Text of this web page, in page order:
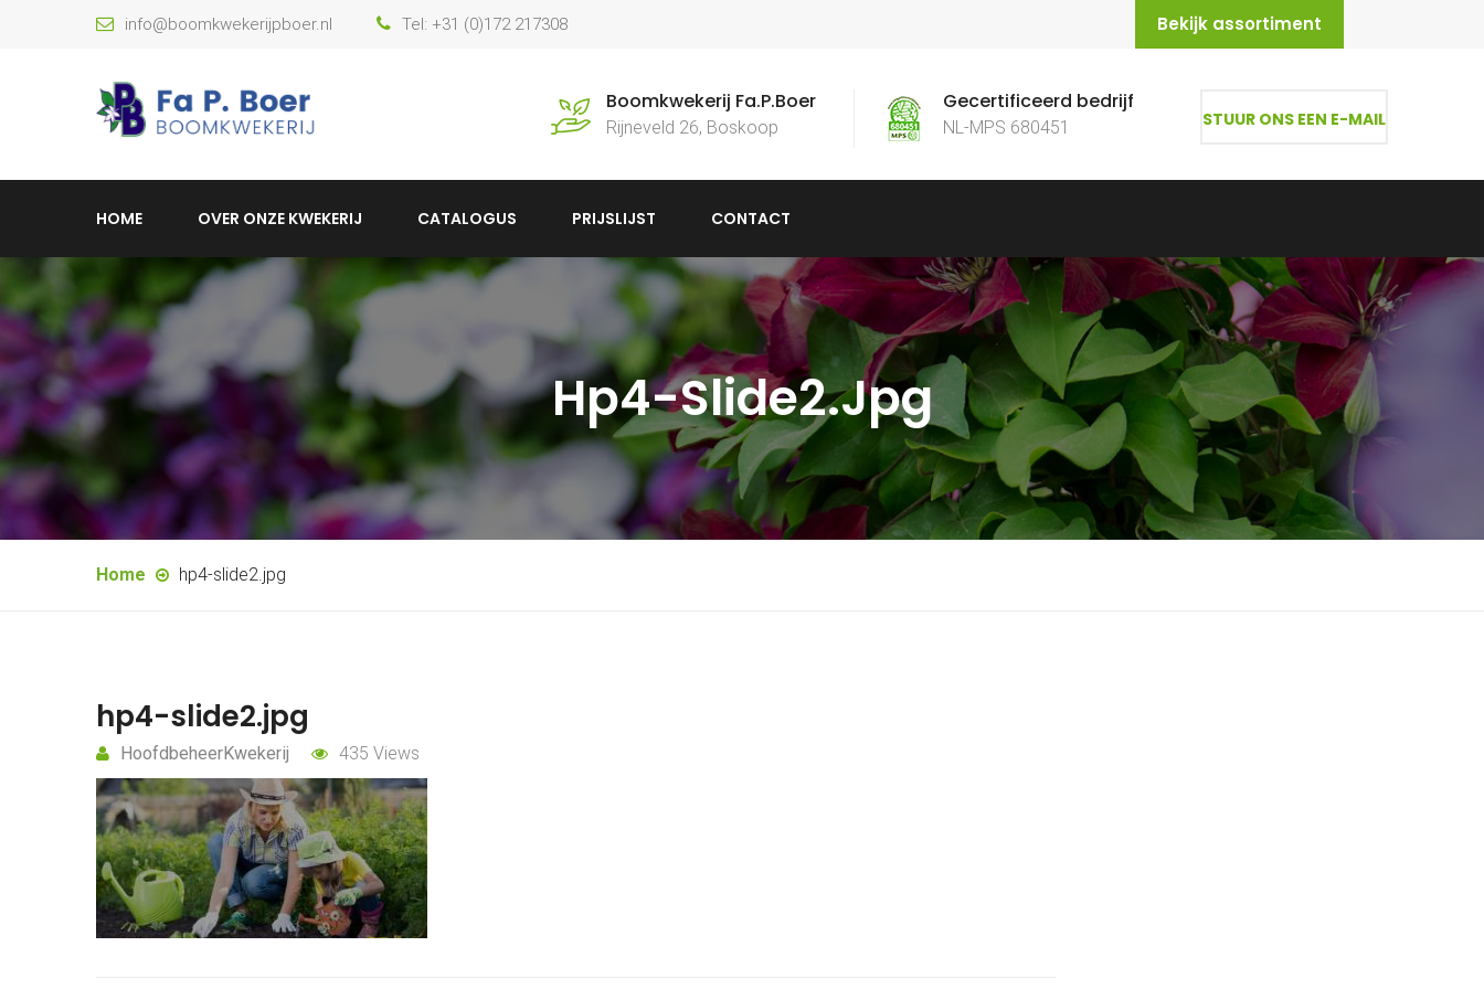
info@boomkwekerijpboer.nl Tel: +31 (0)172 217308 Bekijk assortiment
Boomkwekerij Fa.P.Boer
Rijneveld 26, Boskoop
Gecertificeerd bedrijf
NL-MPS 680451 STUUR ONS EEN E-MAIL
HOME OVER ONZE KWEKERIJ CATALOGUS PRIJSLIJST CONTACT
Hp4-Slide2.jpg
Home hp4-slide2.jpg
hp4-slide2.jpg
HoofdbeheerKwekerij 435 Views